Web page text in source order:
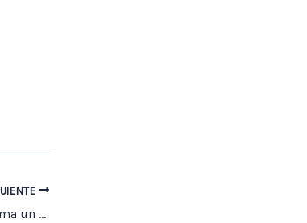
Celebracion del día del idioma un homenaje a nuestra lengua y creatividad